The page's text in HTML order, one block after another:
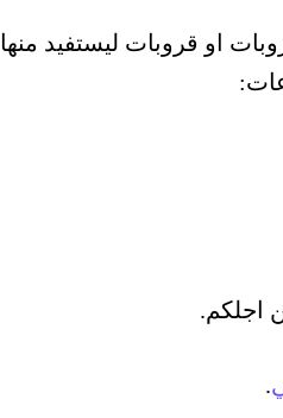
او قروبات ليستفيد منها
اجلكم.
.